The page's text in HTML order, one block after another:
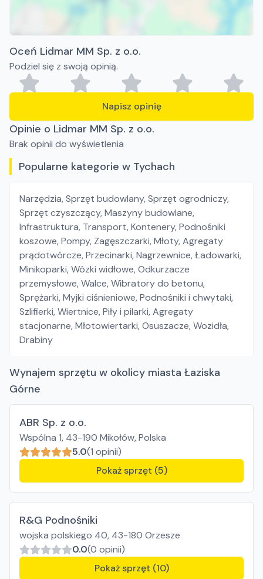
Oceń Lidmar MM Sp. z o.o.
Podziel się z swoją opinią.
Napisz opinię
Opinie o Lidmar MM Sp. z o.o.
Brak opinii do wyświetlenia
Popularne kategorie w Tychach
Narzędzia,Sprzęt budowlany,Sprzęt ogrodniczy,
Sprzęt czyszczący,Maszyny budowlane,
Infrastruktura, Transport,Kontenery,Podnośniki
koszowe,Pompy, Zagęszczarki,Młoty,Agregaty
prądotwórcze,Przecinarki,Nagrzewnice,Ładowarki,
Minikoparki,Wózki widłowe,Odkurzacze
przemysłowe,Walce,Wibratory do betonu,
Sprężarki,Myjki ciśnieniowe,Podnośniki i chwytaki,
Szlifierki,Wiertnice,Piły i pilarki,Agregaty
stacjonarne,Młotowiertarki,Osuszacze,Wozidła,
Drabiny
Wynajem sprzętu w okolicy miasta Łaziska
Górne
ABR Sp. z o.o.
Wspólna 1, 43-190 Mikołów, Polska
5.0(1 opinii)
Pokaż sprzęt (5)
R&G Podnośniki
wojska polskiego 40, 43-180 Orzesze
0.0(0 opinii)
Pokaż sprzęt (10)